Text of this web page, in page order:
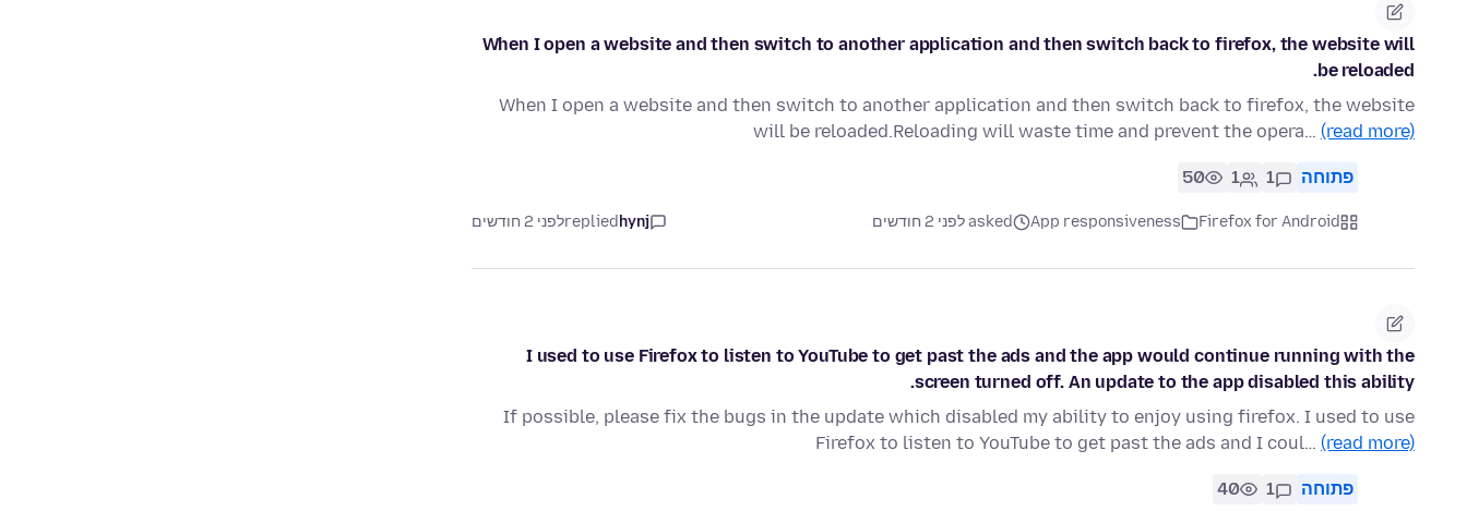
When I open a website and then switch to another application and then switch back to firefox, the website will
be reloaded.
When I open a website and then switch to another application and then switch back to firefox, the website
will be reloaded.Reloading will waste time and prevent the opera… (read more)
פתוחה 1
1
50
Firefox for Android
App responsiveness asked לפני 2 חודשים hynj
repliedלפני 2 חודשים
I used to use Firefox to listen to YouTube to get past the ads and the app would continue running with the
screen turned off. An update to the app disabled this ability.
If possible, please fix the bugs in the update which disabled my ability to enjoy using firefox. I used to use
Firefox to listen to YouTube to get past the ads and I coul… (read more)
פתוחה 1
40